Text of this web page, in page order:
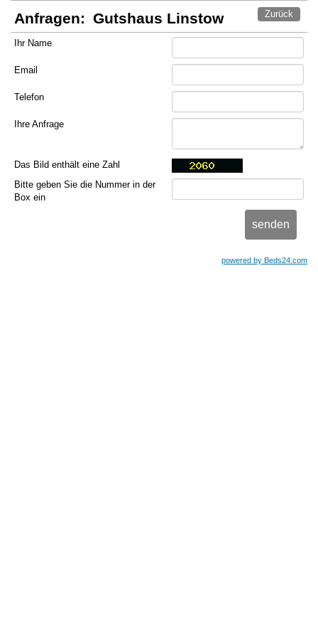
Zurück
Anfragen: Gutshaus Linstow
Ihr Name
Email
Telefon
Ihre Anfrage
Das Bild enthält eine Zahl
Bitte geben Sie die Nummer in der
Box ein
powered by Beds24.com